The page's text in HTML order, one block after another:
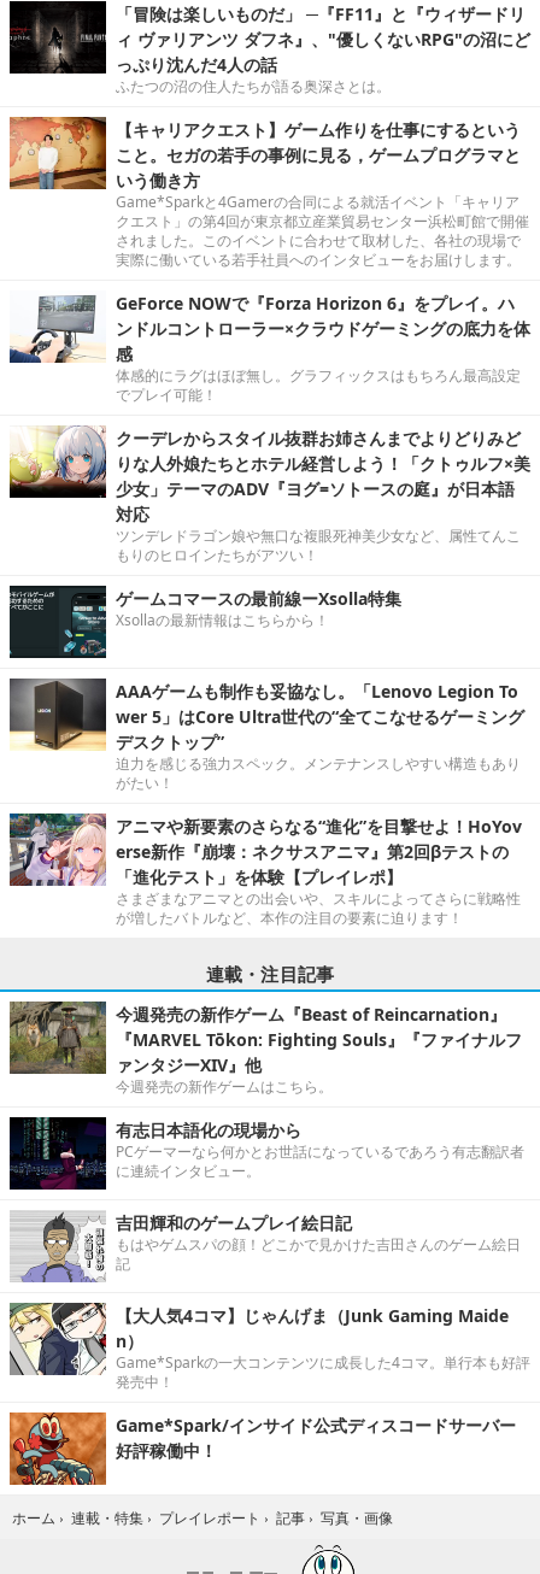
「冒険は楽しいものだ」 ─『FF11』と『ウィザードリ
ィ ヴァリアンツ ダフネ』、"優しくないRPG"の沼にど
っぷり沈んだ4人の話
ふたつの沼の住人たちが語る奥深さとは。
【キャリアクエスト】ゲーム作りを仕事にするという
こと。セガの若手の事例に見る，ゲームプログラマと
いう働き方
Game*Sparkと4Gamerの合同による就活イベント「キャリア
クエスト」の第4回が東京都立産業貿易センター浜松町館で開催
されました。このイベントに合わせて取材した、各社の現場で
実際に働いている若手社員へのインタビューをお届けします。
GeForce NOWで『Forza Horizon 6』をプレイ。ハ
ンドルコントローラー×クラウドゲーミングの底力を体
感
体感的にラグはほぼ無し。グラフィックスはもちろん最高設定
でプレイ可能！
クーデレからスタイル抜群お姉さんまでよりどりみど
りな人外娘たちとホテル経営しよう！「クトゥルフ×美
少女」テーマのADV『ヨグ=ソトースの庭』が日本語
対応
ツンデレドラゴン娘や無口な複眼死神美少女など、属性てんこ
もりのヒロインたちがアツい！
ゲームコマースの最前線ーXsolla特集
Xsollaの最新情報はこちらから！
AAAゲームも制作も妥協なし。「Lenovo Legion To
wer 5」はCore Ultra世代の“全てこなせるゲーミング
デスクトップ”
迫力を感じる強力スペック。メンテナンスしやすい構造もあり
がたい！
アニマや新要素のさらなる“進化”を目撃せよ！HoYov
erse新作『崩壊：ネクサスアニマ』第2回βテストの
「進化テスト」を体験【プレイレポ】
さまざまなアニマとの出会いや、スキルによってさらに戦略性
が増したバトルなど、本作の注目の要素に迫ります！
連載・注目記事
今週発売の新作ゲーム『Beast of Reincarnation』
『MARVEL Tōkon: Fighting Souls』『ファイナルフ
ァンタジーXIV』他
今週発売の新作ゲームはこちら。
有志日本語化の現場から
PCゲーマーなら何かとお世話になっているであろう有志翻訳者
に連続インタビュー。
吉田輝和のゲームプレイ絵日記
もはやゲムスパの顔！どこかで見かけた吉田さんのゲーム絵日
記
【大人気4コマ】じゃんげま（Junk Gaming Maide
n）
Game*Sparkの一大コンテンツに成長した4コマ。単行本も好評
発売中！
Game*Spark/インサイド公式ディスコードサーバー
好評稼働中！
ホーム › 連載・特集 › プレイレポート › 記事 › 写真・画像